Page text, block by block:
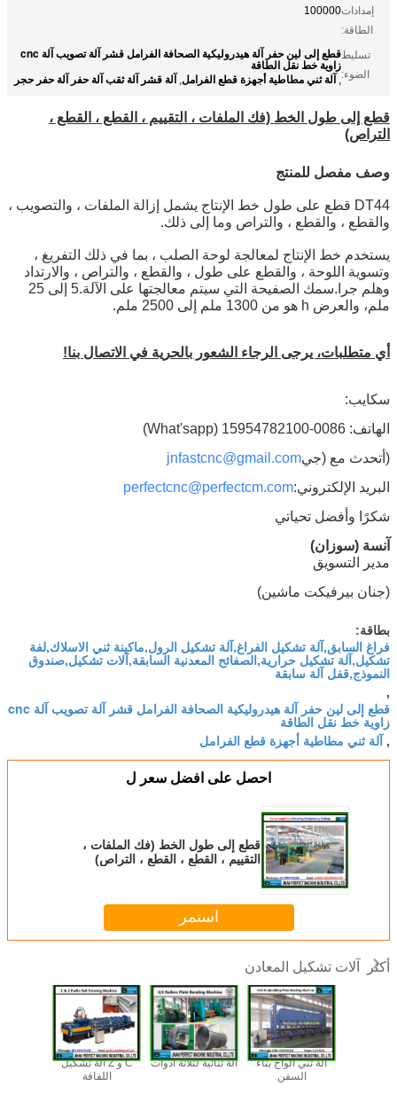
إمدادات
الطاقة:
100000
تسليط
الضوء:
قطع إلى لين حفر آلة هيدروليكية الصحافة الفرامل قشر آلة تصويب آلة cnc
زاوية خط نقل الطاقة
, آلة ثني مطاطية أجهزة قطع الفرامل, آلة قشر آلة ثقب آلة حفر آلة حفر حجر
قطع إلى طول الخط (فك الملفات ، التقييم ، القطع ، القطع ،
التراص)
وصف مفصل للمنتج
DT44 قطع على طول خط الإنتاج يشمل إزالة الملفات ، والتصويب ،
والقطع ، والقطع ، والتراص وما إلى ذلك.
يستخدم خط الإنتاج لمعالجة لوحة الصلب ، بما في ذلك التفريغ ،
وتسوية اللوحة ، والقطع على طول ، والقطع ، والتراص ، والارتداد
وهلم جرا.سمك الصفيحة التي سيتم معالجتها على الآلة.5 إلى 25
ملم، والعرض h هو من 1300 ملم إلى 2500 ملم.
أي متطلبات، يرجى الرجاء الشعور بالحرية في الاتصال بنا!
سكايب:
الهاتف: 0086-15954782100 (What'sapp)
(أتحدث مع (جيjnfastcnc@gmail.com
البريد الإلكتروني:perfectcnc@perfectcm.com
شكرًا وأفضل تحياتي
آنسة (سوزان)
مدير التسويق
(جنان بيرفيكت ماشين)
بطاقة:
فراغ السابق,آلة تشكيل الفراغ,آلة تشكيل الرول,ماكينة ثني الاسلاك,لفة
تشكيل,آلة تشكيل حرارية,الصفائح المعدنية السابقة,آلات تشكيل,صندوق
النموذج,قفل آلة سابقة
,
قطع إلى لين حفر آلة هيدروليكية الصحافة الفرامل قشر آلة تصويب آلة cnc
زاوية خط نقل الطاقة
, آلة ثني مطاطية أجهزة قطع الفرامل
احصل على افضل سعر ل
قطع إلى طول الخط (فك الملفات ،
التقييم ، القطع ، القطع ، التراص)
استمر
أكثر آلات تشكيل المعادن
C و Z آلة تشكيل
اللفافة
آلة ثنائية لثلاثة أدوات
آلة ثني ألواح بناء
السفن